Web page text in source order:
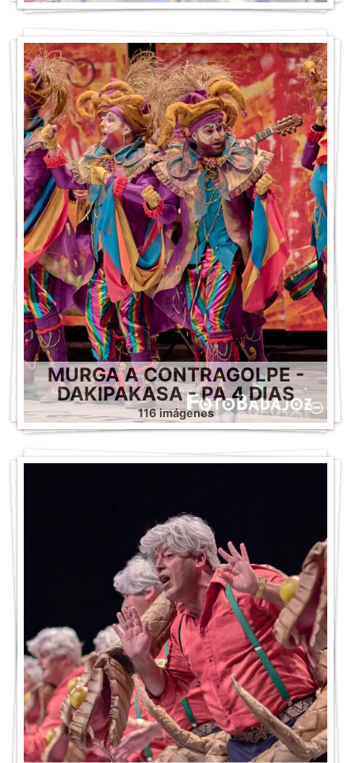
MURGA A CONTRAGOLPE -
DAKIPAKASA - PA 4 DIAS
116 imágenes